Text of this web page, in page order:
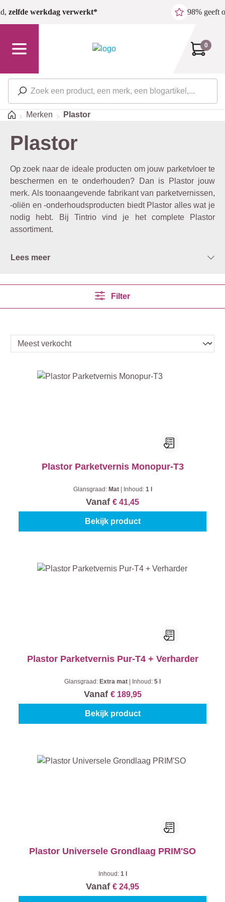
Ga naar de hoofdinhoud
zelfde werkdag verwerkt* 98% geeft
0
HomeMerken Plastor
Plastor
Op zoek naar de ideale producten om jouw parketvloer te
beschermen en te onderhouden? Dan is Plastor jouw
merk. Als toonaangevende fabrikant van parketvernissen,
-oliën en -onderhoudsproducten biedt Plastor alles wat je
nodig hebt. Bij Tintrio vind je het complete Plastor
assortiment.
Lees meer
Filter
Plastor Parketvernis Monopur-T3
Glansgraad: Mat Inhoud: 1 l
Vanaf € 41,45
Bekijk product
Plastor Parketvernis Pur-T4 + Verharder
Glansgraad: Extra mat Inhoud: 5 l
Vanaf € 189,95
Bekijk product
Plastor Universele Grondlaag PRIM'SO
Inhoud: 1 l
Vanaf € 24,95